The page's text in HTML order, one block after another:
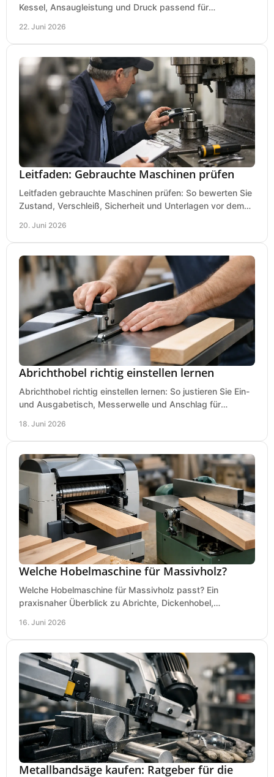
Kessel, Ansaugleistung und Druck passend für
22. Juni 2026
Leitfaden: Gebrauchte Maschinen prüfen
Leitfaden gebrauchte Maschinen prüfen: So bewerten Sie
Zustand, Verschleiß, Sicherheit und Unterlagen vor dem
20. Juni 2026
Abrichthobel richtig einstellen lernen
Abrichthobel richtig einstellen lernen: So justieren Sie Ein-
und Ausgabetisch, Messerwelle und Anschlag für
18. Juni 2026
Welche Hobelmaschine für Massivholz?
Welche Hobelmaschine für Massivholz passt? Ein
praxisnaher Überblick zu Abrichte, Dickenhobel,
16. Juni 2026
Metallbandsäge kaufen: Ratgeber für die